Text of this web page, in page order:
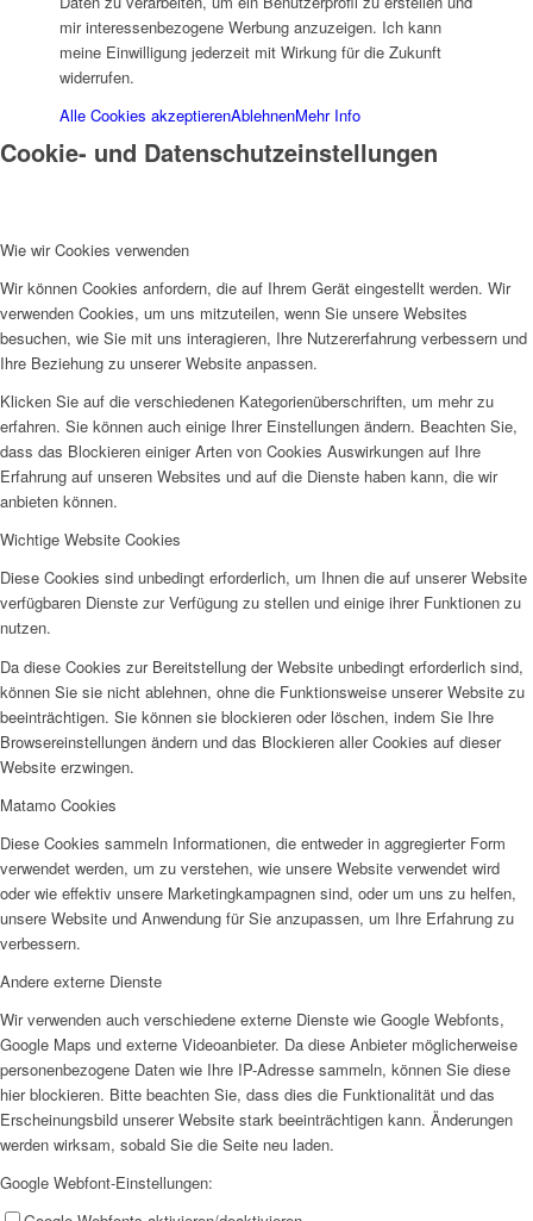
mir interessenbezogene Werbung anzuzeigen. Ich kann
meine Einwilligung jederzeit mit Wirkung für die Zukunft
widerrufen.
Alle Cookies akzeptierenAblehnenMehr Info
Cookie- und Datenschutzeinstellungen
Wie wir Cookies verwenden
Wir können Cookies anfordern, die auf Ihrem Gerät eingestellt werden. Wir
verwenden Cookies, um uns mitzuteilen, wenn Sie unsere Websites
besuchen, wie Sie mit uns interagieren, Ihre Nutzererfahrung verbessern und
Ihre Beziehung zu unserer Website anpassen.
Klicken Sie auf die verschiedenen Kategorienüberschriften, um mehr zu
erfahren. Sie können auch einige Ihrer Einstellungen ändern. Beachten Sie,
dass das Blockieren einiger Arten von Cookies Auswirkungen auf Ihre
Erfahrung auf unseren Websites und auf die Dienste haben kann, die wir
anbieten können.
Wichtige Website Cookies
Diese Cookies sind unbedingt erforderlich, um Ihnen die auf unserer Website
verfügbaren Dienste zur Verfügung zu stellen und einige ihrer Funktionen zu
nutzen.
Da diese Cookies zur Bereitstellung der Website unbedingt erforderlich sind,
können Sie sie nicht ablehnen, ohne die Funktionsweise unserer Website zu
beeinträchtigen. Sie können sie blockieren oder löschen, indem Sie Ihre
Browsereinstellungen ändern und das Blockieren aller Cookies auf dieser
Website erzwingen.
Matamo Cookies
Diese Cookies sammeln Informationen, die entweder in aggregierter Form
verwendet werden, um zu verstehen, wie unsere Website verwendet wird
oder wie effektiv unsere Marketingkampagnen sind, oder um uns zu helfen,
unsere Website und Anwendung für Sie anzupassen, um Ihre Erfahrung zu
verbessern.
Andere externe Dienste
Wir verwenden auch verschiedene externe Dienste wie Google Webfonts,
Google Maps und externe Videoanbieter. Da diese Anbieter möglicherweise
personenbezogene Daten wie Ihre IP-Adresse sammeln, können Sie diese
hier blockieren. Bitte beachten Sie, dass dies die Funktionalität und das
Erscheinungsbild unserer Website stark beeinträchtigen kann. Änderungen
werden wirksam, sobald Sie die Seite neu laden.
Google Webfont-Einstellungen: